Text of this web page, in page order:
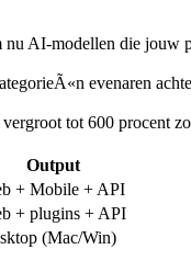
AI-modellen die
evenaren
tot 600 procent
Output
+ Mobile + API
+ plugins + API
(Mac/Win)